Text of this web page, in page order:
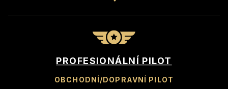
PROFESIONÁLNÍ PILOT
OBCHODNÍ/DOPRAVNÍ PILOT